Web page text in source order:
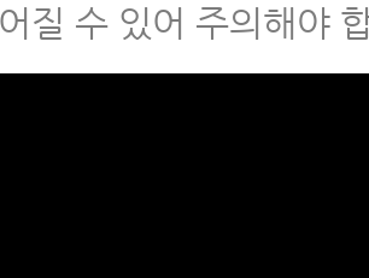
방척추전문병원이 알려
히 결정해야 하는 이유
질 수 있어 주의해야